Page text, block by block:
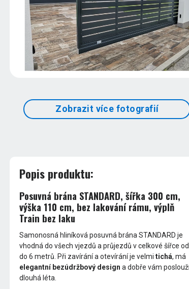
Zobrazit více fotografií
Popis produktu:
Posuvná brána STANDARD, šířka 300 cm,
výška 110 cm, bez lakování rámu, výplň
Train bez laku
Samonosná hliníková posuvná brána STANDARD je
vhodná do všech vjezdů a průjezdů v celkové šířce
do 6 metrů. Při zavírání a otevírání je velmitichá, má
elegantní bezúdržbový design a dobře vám
dlouhá léta.